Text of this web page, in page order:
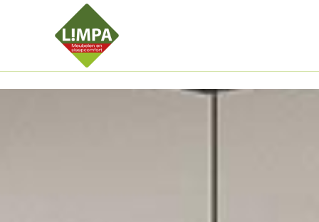
Anhangerma Sommersch